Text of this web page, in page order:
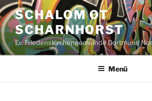
Zum
Inhalt
springen
SCHALOM OT
SCHARNHORST
Ev. Friedenskirchengemeinde Dortmund
Menü